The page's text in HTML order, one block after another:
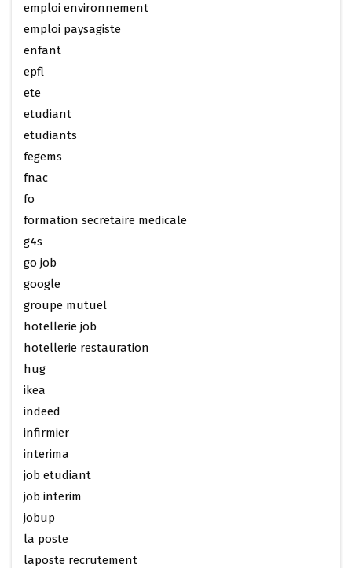
emploi environnement
emploi paysagiste
enfant
epfl
ete
etudiant
etudiants
fegems
fnac
fo
formation secretaire medicale
g4s
go job
google
groupe mutuel
hotellerie job
hotellerie restauration
hug
ikea
indeed
infirmier
interima
job etudiant
job interim
jobup
la poste
laposte recrutement